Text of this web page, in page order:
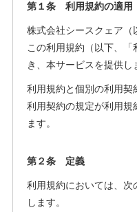
第１条 利用規約の適用
株式会社シースクェア（
この利用規約（以下、
き、本サービスを提供し
利用規約と個別の利用契
利用契約の規定が利用規
ます。
第２条 定義
利用規約においては、次
します。